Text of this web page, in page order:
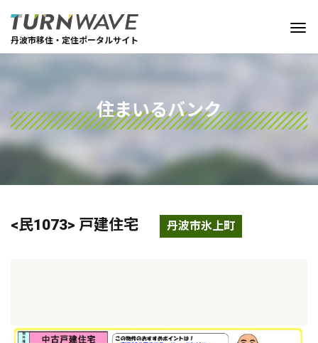
丹波市移住・定住ポータルサイト
住まいるバンク
<民1073> 戸建住宅 丹波市氷上町